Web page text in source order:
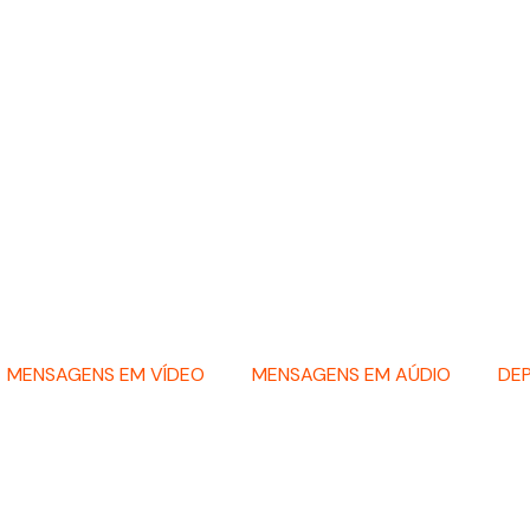
MENSAGENS EM VÍDEO MENSAGENS EM AÚDIO